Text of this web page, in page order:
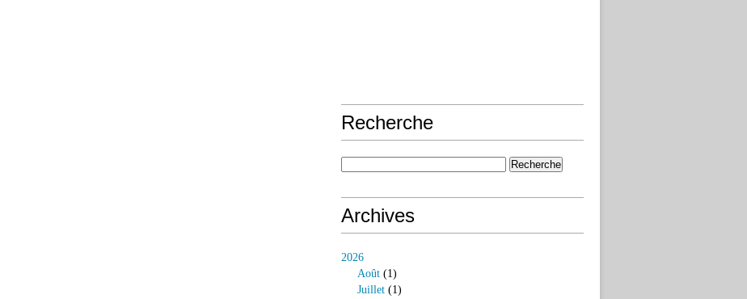
Recherche
Archives
2026
Août (1)
Juillet (1)